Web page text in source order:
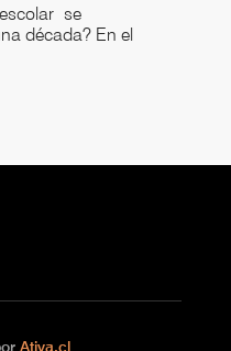
se
década? En el
Ativa.cl